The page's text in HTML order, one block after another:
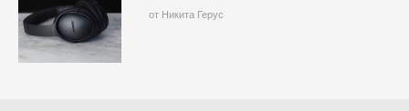
от Никита Герус